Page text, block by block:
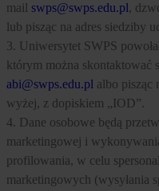
mail swps@swps.edu.pl,
lub pisząc na adres siedziby
3. Uniwersytet SWPS
którym można skontaktować
abi@swps.edu.pl albo pisząc
wyżej, z dopiskiem „IOD”.
4. Dane osobowe będą
marketingowej i
profilowania, w celu
marketingowych (wysyłania